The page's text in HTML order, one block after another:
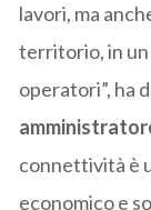
lavori, ma
territorio, in
operatori”, ha
connettività è
economico e